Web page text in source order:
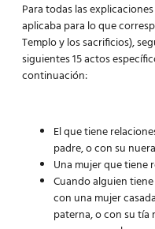
Para todas las
aplicaba para lo que
Templo y los sacrificios),
siguientes 15 actos
continuación:
El que tiene
padre, o con su
Una mujer que tiene
Cuando alguien
con una mujer
paterna, o con su tía